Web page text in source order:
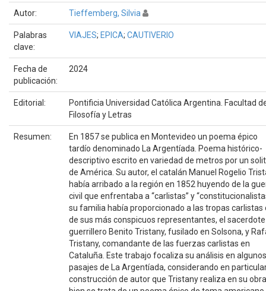
Autor: Tieffemberg, Silvia
Palabras
clave:
VIAJES; EPICA; CAUTIVERIO
Fecha de
publicación:
2024
Editorial:
Pontificia Universidad Católica Argentina. Facultad
Filosofía y Letras
Resumen:
En 1857 se publica en Montevideo un poema épico
tardío denominado La Argentíada. Poema histórico-
descriptivo escrito en variedad de metros por un
de América. Su autor, el catalán Manuel Rogelio
había arribado a la región en 1852 huyendo de la
civil que enfrentaba a “carlistas” y
su familia había proporcionado a las tropas carlistas
de sus más conspicuos representantes, el
guerrillero Benito Tristany, fusilado en Solsona, y
Tristany, comandante de las fuerzas carlistas en
Cataluña. Este trabajo focaliza su análisis en algunos
pasajes de La Argentíada, considerando en
construcción de autor que Tristany realiza en su